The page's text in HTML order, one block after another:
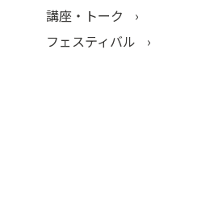
講座・トーク
フェスティバル